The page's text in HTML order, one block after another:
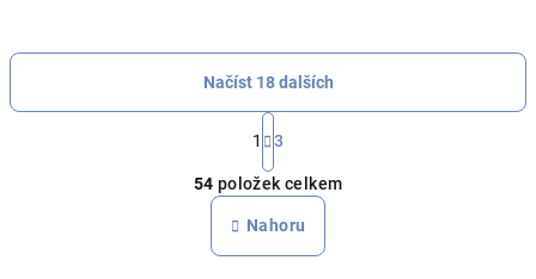
O
v
l
á
Načíst 18 dalších
S
t
r
á
n
k
o
1 3
54 položek celkem
Nahoru